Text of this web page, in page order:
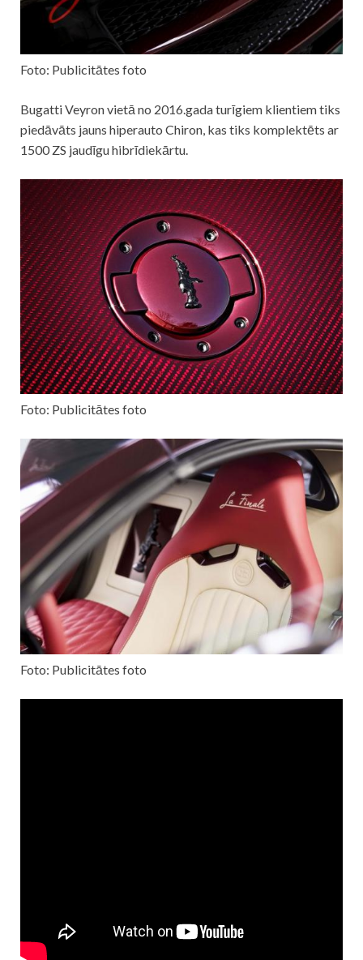
Foto: Publicitātes foto
Bugatti Veyron vietā no 2016.gada turīgiem klientiem tiks
piedāvāts jauns hiperauto Chiron, kas tiks komplektēts ar
1500 ZS jaudīgu hibrīdiekārtu.
Foto: Publicitātes foto
Foto: Publicitātes foto